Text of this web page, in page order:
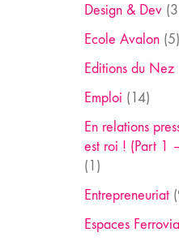
Design & Dev
Ecole Avalon(5)
Editions du Nez
Emploi (14)
En relations
est roi ! (Part 1
(1)
Entrepreneuriat
Espaces